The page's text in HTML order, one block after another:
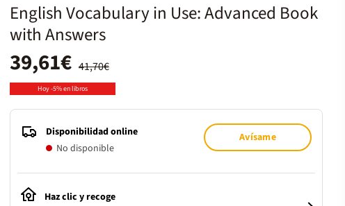
English Vocabulary in Use: Advanced Book
with Answers
41,70€
39,61€
Hoy -5% en libros
Disponibilidad online
No disponible
Avísame
Haz clic y recoge